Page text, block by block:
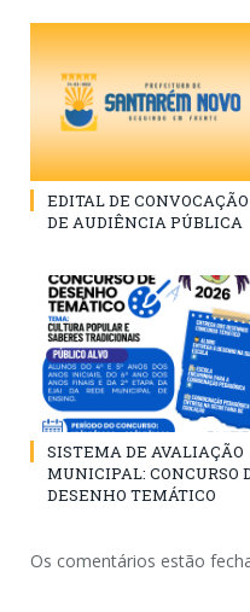
EDITAL DE CONVOCAÇÃO
DE AUDIÊNCIA PÚBLICA
SISTEMA DE AVALIAÇÃO
MUNICIPAL: CONCURSO
DESENHO TEMÁTICO
Os comentários estão